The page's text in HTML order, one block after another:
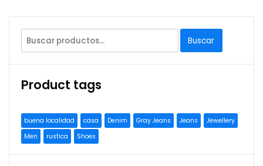
Buscar
Product tags
buena localidad casa Denim Gray Jeans Jeans
Jewellery
Men
rustica Shoes